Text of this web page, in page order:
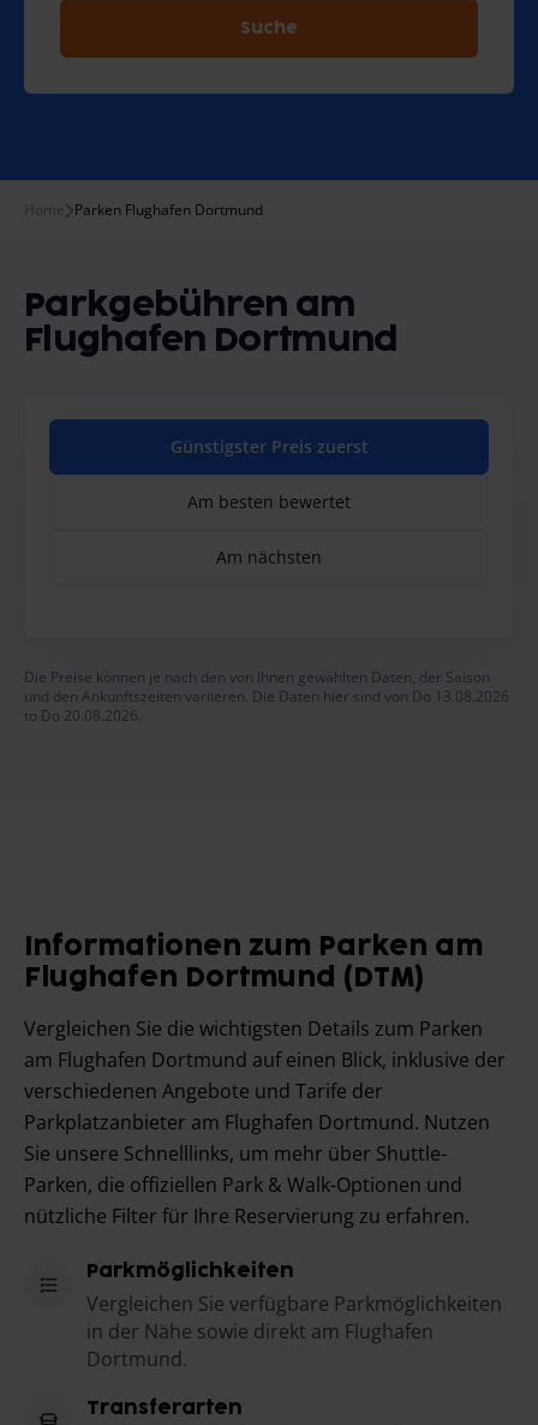
Suche
Home Parken Flughafen Dortmund
Parkgebühren am
Flughafen Dortmund
Günstigster Preis zuerst
Am besten bewertet
Am nächsten
Die Preise können je nach den von Ihnen gewählten Daten, der Saison
und den Ankunftszeiten variieren. Die Daten hier sind von Do 13.08.2026
to Do 20.08.2026.
Informationen zum Parken am
Flughafen Dortmund (DTM)
Vergleichen Sie die wichtigsten Details zum Parken
am Flughafen Dortmund auf einen Blick, inklusive der
verschiedenen Angebote und Tarife der
Parkplatzanbieter am Flughafen Dortmund. Nutzen
Sie unsere Schnelllinks, um mehr über Shuttle-
Parken, die offiziellen Park & Walk-Optionen und
nützliche Filter für Ihre Reservierung zu erfahren.
Parkmöglichkeiten
Vergleichen Sie verfügbare Parkmöglichkeiten
in der Nähe sowie direkt am Flughafen
Dortmund.
Transferarten